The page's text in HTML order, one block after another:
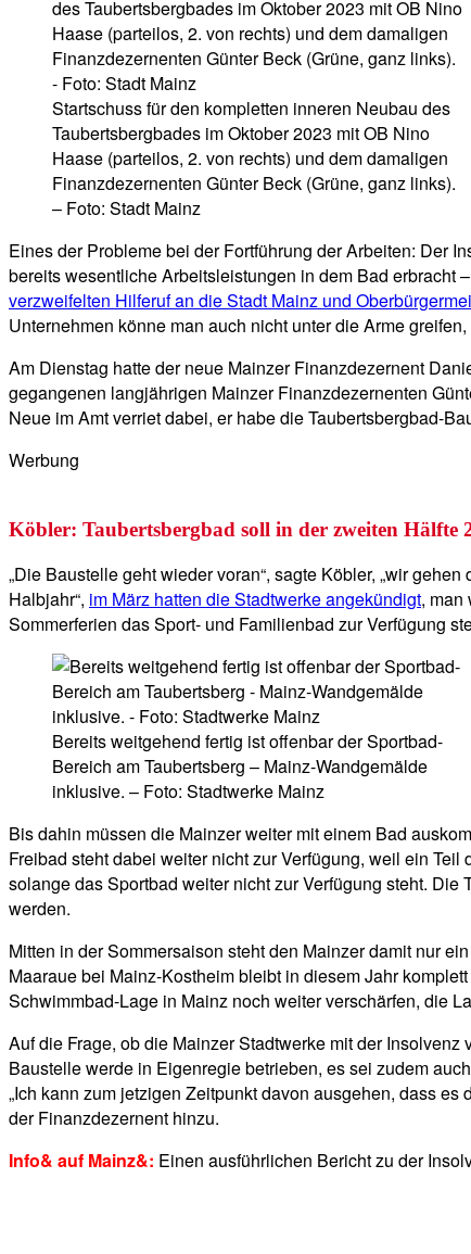
Startschuss für den kompletten inneren Neubau des
Taubertsbergbades im Oktober 2023 mit OB Nino
Haase (parteilos, 2. von rechts) und dem damaligen
Finanzdezernenten Günter Beck (Grüne, ganz links).
– Foto: Stadt Mainz
Eines der Probleme bei der Fortführung der Arbeiten: Der
bereits wesentliche Arbeitsleistungen in dem Bad erbracht
verzweifelten Hilferuf an die Stadt Mainz und
Unternehmen könne man auch nicht unter die Arme
Am Dienstag hatte der neue Mainzer Finanzdezernent
gegangenen langjährigen Mainzer Finanzdezernenten
Neue im Amt verriet dabei, er habe die Taubertsbergbad-
Werbung
Köbler: Taubertsbergbad soll in der zweiten Hälfte
„Die Baustelle geht wieder voran“, sagte Köbler, „wir
Halbjahr“, im März hatten die Stadtwerke angekündigt, man
Sommerferien das Sport- und Familienbad zur Verfügung
Bereits weitgehend fertig ist offenbar der Sportbad-
Bereich am Taubertsberg – Mainz-Wandgemälde
inklusive. – Foto: Stadtwerke Mainz
Bis dahin müssen die Mainzer weiter mit einem Bad
Freibad steht dabei weiter nicht zur Verfügung, weil ein
solange das Sportbad weiter nicht zur Verfügung steht.
werden.
Mitten in der Sommersaison steht den Mainzer damit nur
Maaraue bei Mainz-Kostheim bleibt in diesem Jahr
Schwimmbad-Lage in Mainz noch weiter verschärfen, die
Auf die Frage, ob die Mainzer Stadtwerke mit der
Baustelle werde in Eigenregie betrieben, es sei zudem
„Ich kann zum jetzigen Zeitpunkt davon ausgehen, dass
der Finanzdezernent hinzu.
Info& auf Mainz&: Einen ausführlichen Bericht zu der